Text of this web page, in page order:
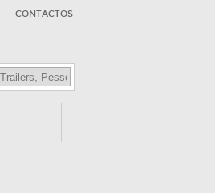
CONTACTOS